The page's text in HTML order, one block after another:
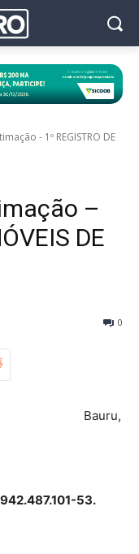
- 1º REGISTRO DE
–
DE
0
Bauru,
942.487.101-53.